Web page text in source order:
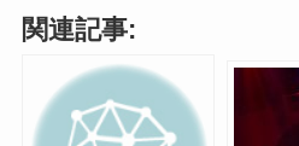
関連記事: